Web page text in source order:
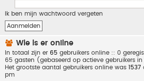
Ik ben mijn wachtwoord vergeten
Wie is er online
In totaal zijn er 65 gebruikers online :: 0
65 gasten (gebaseerd op actieve gebruikers
Het grootste aantal gebruikers online was 1537
pm